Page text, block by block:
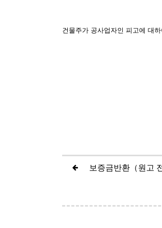
건물주가 공사업자인 피고에 대
보증금반환（원고